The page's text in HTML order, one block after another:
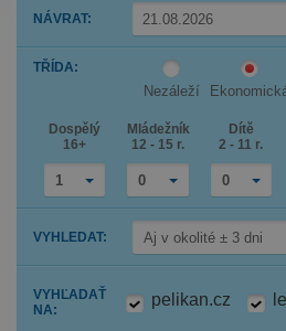
NÁVRAT:
the
down
the
calendar
and
select
a
date.
Press
the
question
to
down
arrow
to
interact
with
the
and
select
date.
Press
question
mark
TŘÍDA:
Nezáleží
Dospělý
16+
1
Mládežník
12 - 15 r.
0
Dítě
2 - 11 r.
0
VYHLEDAT: Aj v okolité ± 3 dni
VYHĽADAŤ
NA:
pelikan.cz